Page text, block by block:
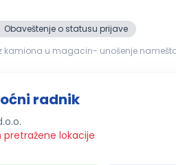
Obaveštenje o statusu prijave
kamiona u magacin- unošenje
radnik
pretražene lokacije